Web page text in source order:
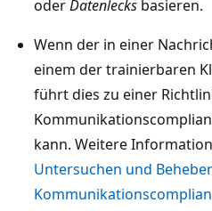
oderDatenlecks basieren.
Wenn der in einer
einem der trainierbaren
führt dies zu einer
kann. Weitere
Untersuchen und